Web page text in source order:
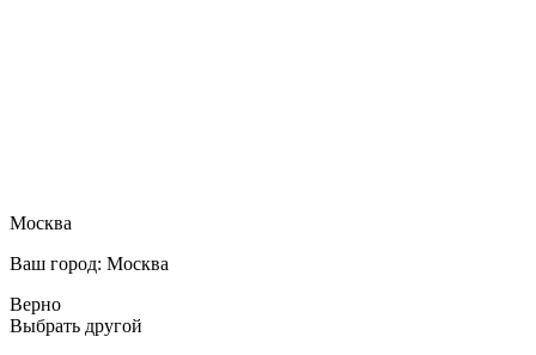
Москва
Ваш город: Москва
Верно
Выбрать другой